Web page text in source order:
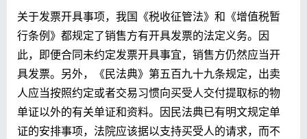
关于发票开具事项，我国《税收征管法》和《增值税暂
行条例》都规定了销售方有开具发票的法定义务。因
此，即便合同未约定发票开具事宜，销售方仍然应当开
具发票。另外，《民法典》第五百九十九条规定，出卖
人应当按照约定或者交易习惯向买受人交付提取标的物
单证以外的有关单证和资料。因民法典已有明文规定单
证的安排事项，法院应该据以支持买受人的请求，而不